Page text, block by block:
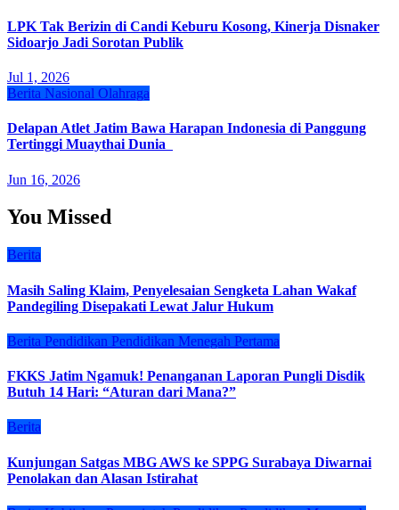
LPK Tak Berizin di Candi Keburu Kosong, Kinerja Disnaker
Sidoarjo Jadi Sorotan Publik
Jul 1, 2026
Berita Nasional Olahraga
Delapan Atlet Jatim Bawa Harapan Indonesia di Panggung
Tertinggi Muaythai Dunia
Jun 16, 2026
You Missed
Berita
Masih Saling Klaim, Penyelesaian Sengketa Lahan Wakaf
Pandegiling Disepakati Lewat Jalur Hukum
Berita Pendidikan Pendidikan Menegah Pertama
FKKS Jatim Ngamuk! Penanganan Laporan Pungli Disdik
Butuh 14 Hari: “Aturan dari Mana?”
Berita
Kunjungan Satgas MBG AWS ke SPPG Surabaya Diwarnai
Penolakan dan Alasan Istirahat